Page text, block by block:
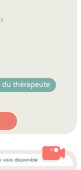
du thérapeute
visio disponible